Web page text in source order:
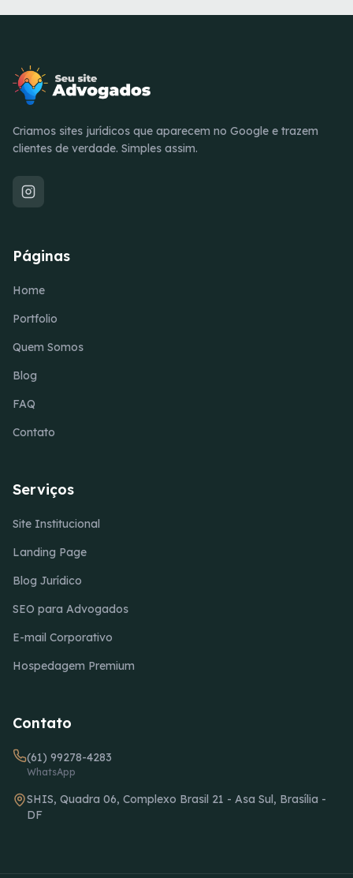
Criamos sites jurídicos que aparecem no Google e trazem
clientes de verdade. Simples assim.
Páginas
Home
Portfolio
Quem Somos
Blog
FAQ
Contato
Serviços
Site Institucional
Landing Page
Blog Jurídico
SEO para Advogados
E-mail Corporativo
Hospedagem Premium
Contato
(61) 99278-4283
WhatsApp
SHIS, Quadra 06, Complexo Brasil 21 - Asa Sul, Brasília -
DF